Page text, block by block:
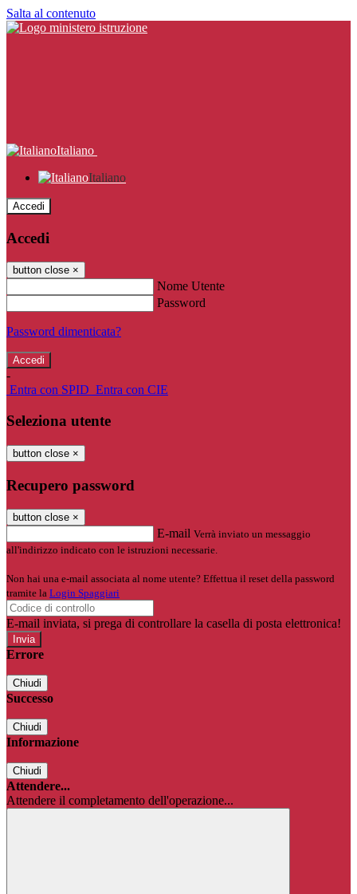
Salta al contenuto
Italiano
Italiano
Accedi
Accedi
button close ×
Nome Utente
Password
Password dimenticata?
-
Entra con SPID Entra con CIE
Seleziona utente
button close ×
Recupero password
button close ×
E-mail Verrà inviato un messaggio
all'indirizzo indicato con le istruzioni necessarie.
Non hai una e-mail associata al nome utente? Effettua il reset della password
tramite la Login Spaggiari
E-mail inviata, si prega di controllare la casella di posta elettronica!
Errore
Chiudi
Successo
Chiudi
Informazione
Chiudi
Attendere...
Attendere il completamento dell'operazione...